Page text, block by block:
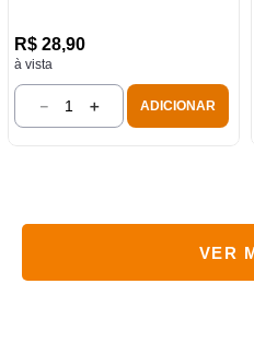
R$ 28,90
à vista
＋
－ ADICIONAR